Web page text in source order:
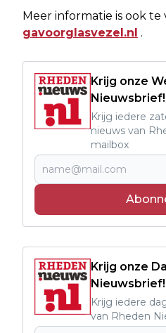
Meer informatie is ook te
gavoorglasvezel.nl .
Krijg onze
Nieuwsbrief!
Krijg iedere
nieuws van
mailbox
Krijg onze
Nieuwsbrief!
Krijg iedere
van Rheden